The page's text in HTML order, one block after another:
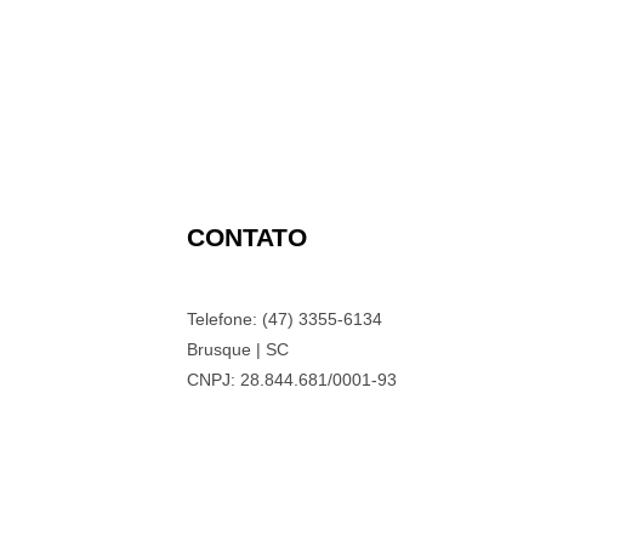
CONTATO
Telefone: (47) 3355-6134
Brusque | SC
CNPJ: 28.844.681/0001-93